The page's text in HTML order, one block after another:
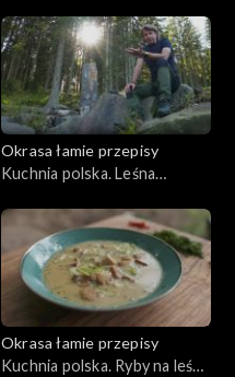
Okrasa łamie przepisy
Kuchnia polska. Leśna
Okrasa łamie przepisy
Kuchnia polska. Ryby na leśny